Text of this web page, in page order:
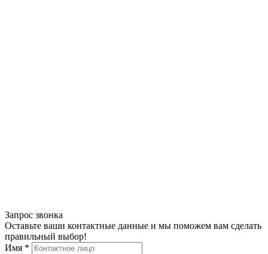
Запрос звонка
Оставьте ваши контактные данные и мы поможем вам сделать
правильный выбор!
Имя *